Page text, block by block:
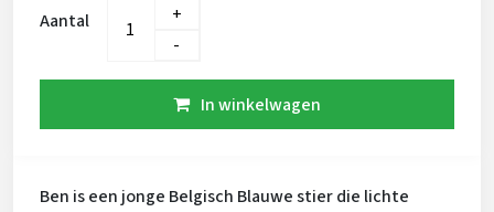
Ben is een jonge Belgisch Blauwe stier die lichte
Aantal
+
-
In winkelwagen